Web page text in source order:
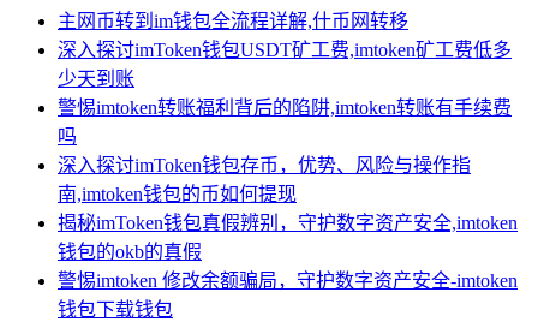
主网币转到im钱包全流程详解,什币网转移
深入探讨imToken钱包USDT矿工费,imtoken矿工费低多
少天到账
警惕imtoken转账福利背后的陷阱,imtoken转账有手续费
吗
深入探讨imToken钱包存币，优势、风险与操作指
南,imtoken钱包的币如何提现
揭秘imToken钱包真假辨别，守护数字资产安全,imtoken
钱包的okb的真假
警惕imtoken 修改余额骗局，守护数字资产安全-imtoken
钱包下载钱包